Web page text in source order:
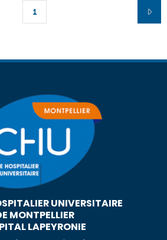
1
UNIVERSITAIRE
MONTPELLIER
LAPEYRONIE